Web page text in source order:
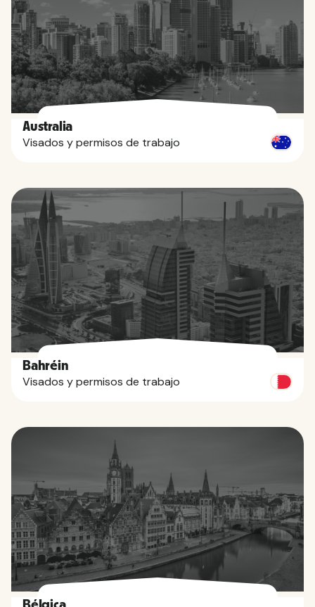
Australia
Visados y permisos de trabajo
Bahréin
Visados y permisos de trabajo